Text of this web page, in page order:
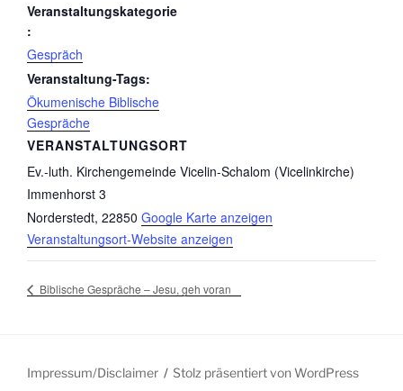
Veranstaltungskategorie
:
Gespräch
Veranstaltung-Tags:
Ökumenische Biblische
Gespräche
VERANSTALTUNGSORT
Ev.-luth. Kirchengemeinde Vicelin-Schalom (Vicelinkirche)
Immenhorst 3
Norderstedt, 22850 Google Karte anzeigen
Veranstaltungsort-Website anzeigen
Biblische Gespräche – Jesu, geh voran
Impressum/Disclaimer Stolz präsentiert von WordPress